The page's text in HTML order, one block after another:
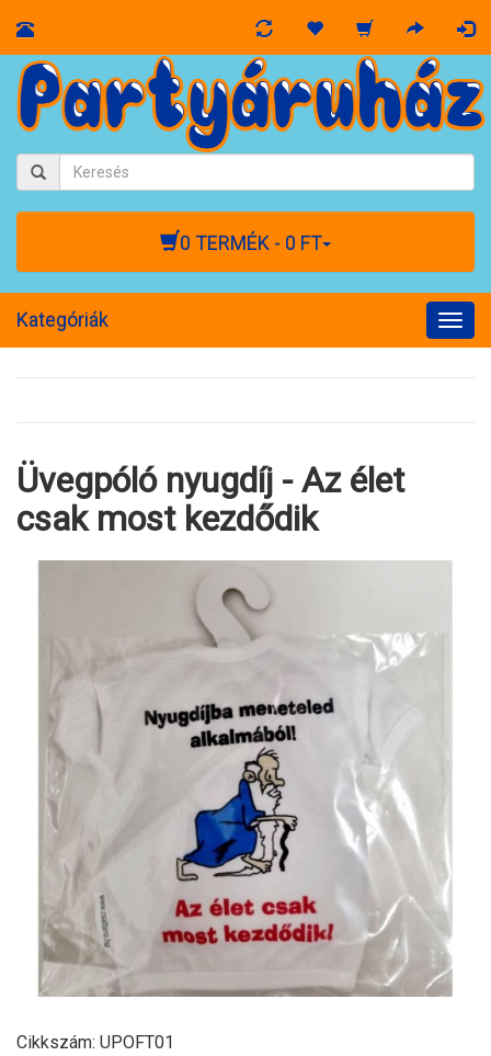
0 TERMÉK - 0 FT
Kategóriák
Üvegpóló nyugdíj - Az élet
csak most kezdődik
Cikkszám: UPOFT01